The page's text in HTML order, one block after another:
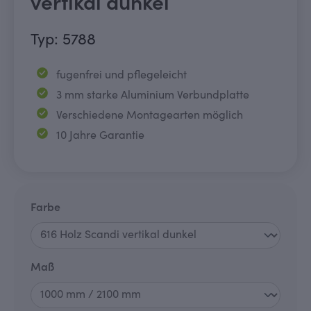
vertikal dunkel
Typ: 5788
fugenfrei und pflegeleicht
3 mm starke Aluminium Verbundplatte
Verschiedene Montagearten möglich
10 Jahre Garantie
Farbe
Maßauswählen